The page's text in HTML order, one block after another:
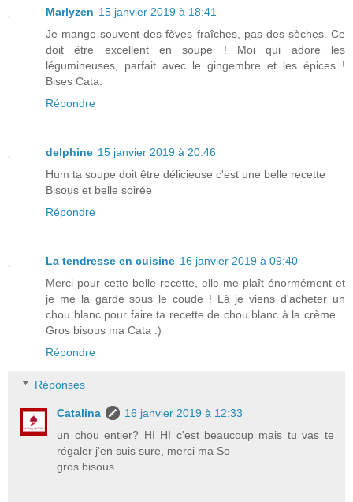
Marlyzen 15 janvier 2019 à 18:41
Je mange souvent des fèves fraîches, pas des sèches. Ce
doit être excellent en soupe ! Moi qui adore les
légumineuses, parfait avec le gingembre et les épices !
Bises Cata.
Répondre
delphine 15 janvier 2019 à 20:46
Hum ta soupe doit être délicieuse c'est une belle recette
Bisous et belle soirée
Répondre
La tendresse en cuisine 16 janvier 2019 à 09:40
Merci pour cette belle recette, elle me plaît énormément et
je me la garde sous le coude ! Là je viens d'acheter un
chou blanc pour faire ta recette de chou blanc à la crème...
Gros bisous ma Cata :)
Répondre
Réponses
Catalina
16 janvier 2019 à 12:33
un chou entier? HI HI c'est beaucoup mais tu vas te
régaler j'en suis sure, merci ma So
gros bisous